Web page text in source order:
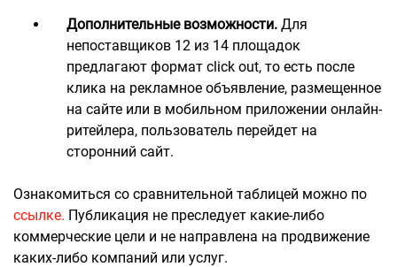
Дополнительные возможности. Для
непоставщиков 12 из 14 площадок
предлагают формат click out, то есть после
клика на рекламное объявление, размещенное
на сайте или в мобильном приложении онлайн-
ритейлера, пользователь перейдет на
сторонний сайт.
Ознакомиться со сравнительной таблицей можно по
ссылке. Публикация не преследует какие-либо
коммерческие цели и не направлена на продвижение
каких-либо компаний или услуг.